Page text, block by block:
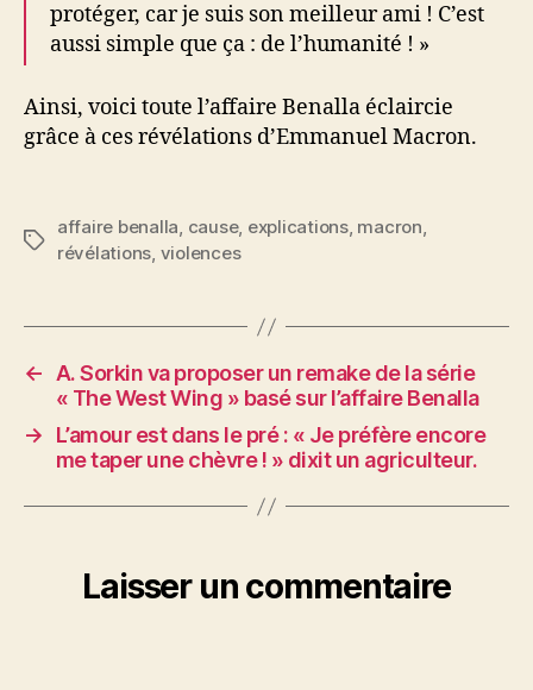
protéger, car je suis son meilleur ami ! C’est
aussi simple que ça : de l’humanité ! »
Ainsi, voici toute l’affaire Benalla éclaircie
grâce à ces révélations d’Emmanuel Macron.
Étiquettes
affaire benalla, cause, explications, macron,
révélations, violences
←
A. Sorkin va proposer un remake de la série
« The West Wing » basé sur l’affaire Benalla
→
L’amour est dans le pré : « Je préfère encore
me taper une chèvre ! » dixit un agriculteur.
Laisser un commentaire